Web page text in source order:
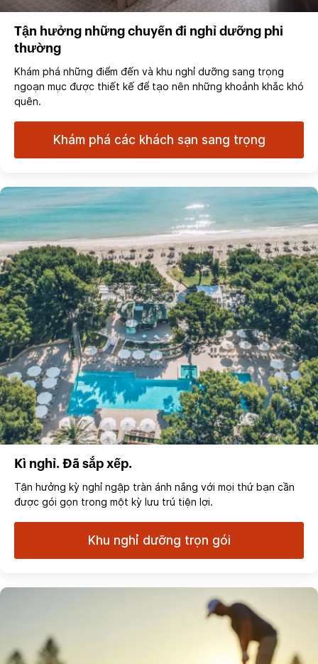
Tận hưởng những chuyến đi nghỉ dưỡng phi
thường
Khám phá những điểm đến và khu nghỉ dưỡng sang trọng
ngoạn mục được thiết kế để tạo nên những khoảnh khắc khó
quên.
Khám phá các khách sạn sang trọng
Kì nghỉ. Đã sắp xếp.
Tận hưởng kỳ nghỉ ngập tràn ánh nắng với mọi thứ bạn cần
được gói gọn trong một kỳ lưu trú tiện lợi.
Khu nghỉ dưỡng trọn gói